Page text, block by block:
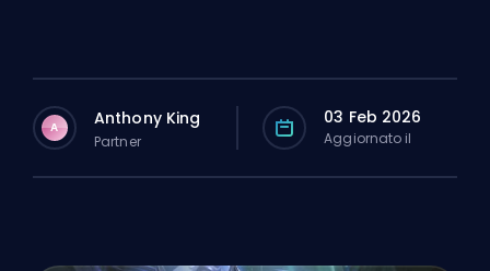
A Anthony King
Partner
03 Feb 2026
Aggiornato il